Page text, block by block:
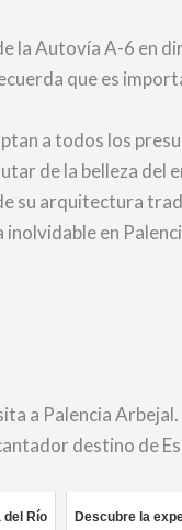
la Autovía A-6 en
que es
a todos los
de la belleza del
su arquitectura
en
a Palencia
destino de
del Río
Descubre la